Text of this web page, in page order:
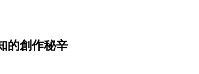
的創作秘辛